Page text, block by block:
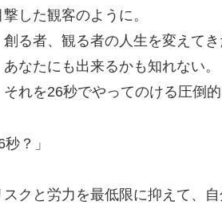
した観客のように。
る者、観る者の人生を変えてき
なたにも出来るかも知れない。
それを26秒でやってのける圧倒
秒？」
スクと労力を最低限に抑えて、